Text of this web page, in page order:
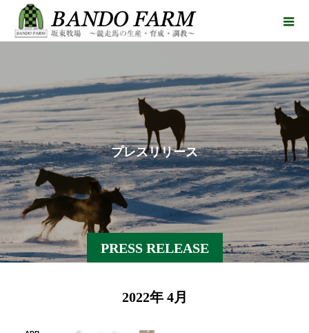
PRESS RELEASE
プレスリリース
2022年 4月